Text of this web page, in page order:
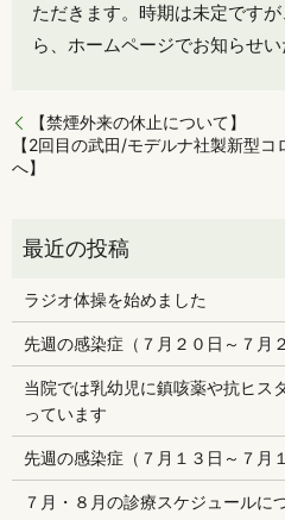
ただきます。時期は未定です
ら、ホームページでお知らせい
【禁煙外来の休止について】
【2回目の武田/モデルナ社製新型
へ】
ラジオ体操を始めました
先週の感染症（７月２０日～７月
当院では乳幼児に鎮咳薬や抗ヒス
っています
先週の感染症（７月１３日～７月
７月・８月の診療スケジュールに